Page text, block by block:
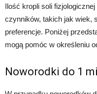
Ilość kropli soli
czynników, takich jak wiek,
preferencje. Poniżej
mogą pomóc w określeniu
Noworodki do 1